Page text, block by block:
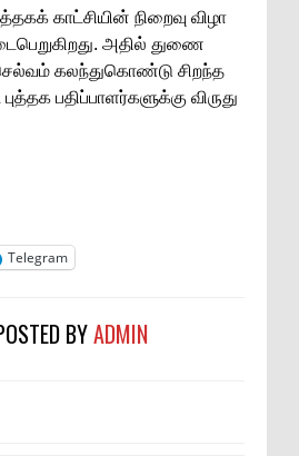
காட்சியின் நிறைவு விழா
அதில் துணை
கலந்துகொண்டு சிறந்த
பதிப்பாளர்களுக்கு விருது
Telegram
BYADMIN